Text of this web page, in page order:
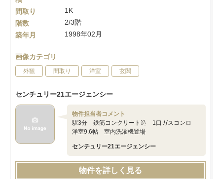
間取り
1K
階数
2/3階
築年月
1998年02月
画像カテゴリ
外観 間取り 洋室 玄関
センチュリー21エージェンシー
物件担当者コメント
駅3分 鉄筋コンクリート造 1口ガスコンロ
洋室9.6帖 室内洗濯機置場
センチュリー21エージェンシー
物件を詳しく見る